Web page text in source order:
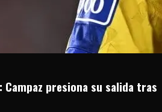
presiona su salida tras